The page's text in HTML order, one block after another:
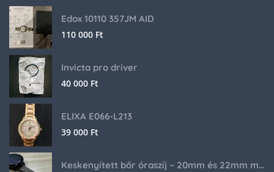
Edox 10110 357JM AID
110 000 Ft
Invicta pro driver
40 000 Ft
ELIXA E066-L213
39 000 Ft
Keskenyített bőr óraszíj – 20mm és 22mm méretben